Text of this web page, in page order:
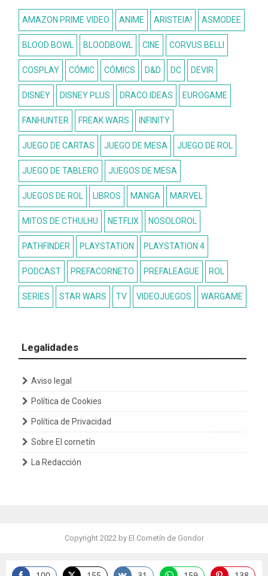
AMAZON PRIME VIDEO ANIME ARISTEIA! ASMODEE
BLOOD BOWL BLOODBOWL CINE CORVUS BELLI
COSPLAY CÓMIC CÓMICS D&D DC DEVIR
DISNEY DISNEY PLUS DRACO IDEAS EUROGAME
FANHUNTER FREAK WARS INFINITY
JUEGO DE CARTAS JUEGO DE MESA JUEGO DE ROL
JUEGO DE TABLERO JUEGOS DE MESA
JUEGOS DE ROL LIBROS MANGA MARVEL
MITOS DE CTHULHU NETFLIX NOSOLOROL
PATHFINDER PLAYSTATION PLAYSTATION 4
PODCAST PREFACORNETO PREFALEAGUE ROL
SERIES STAR WARS TV VIDEOJUEGOS WARGAME
Legalidades
Aviso legal
Política de Cookies
Política de Privacidad
Sobre El cornetín
La Redacción
Copyright 2022 by El Cornetín de Gondor